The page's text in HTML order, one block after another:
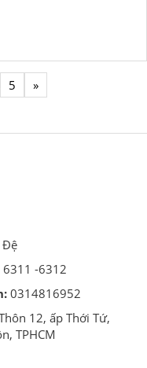
5 »
Đệ
6311 -6312
0314816952
12, ấp Thới Tứ,
TPHCM